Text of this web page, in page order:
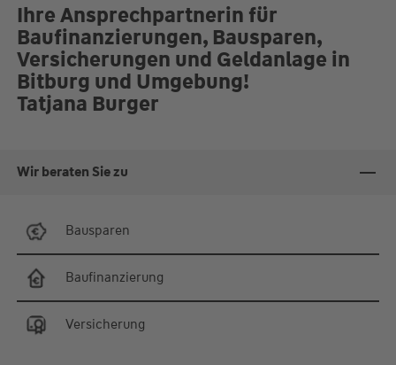
Ihre Ansprechpartnerin für
Baufinanzierungen, Bausparen,
Versicherungen und Geldanlage in
Bitburg und Umgebung!
Tatjana Burger
Wir beraten Sie zu
Bausparen
Baufinanzierung
Versicherung